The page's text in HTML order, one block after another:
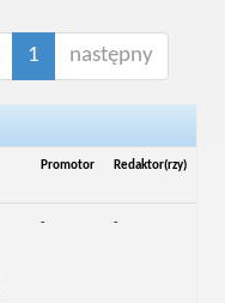
1 następny
Promotor Redaktor(rzy)
- -